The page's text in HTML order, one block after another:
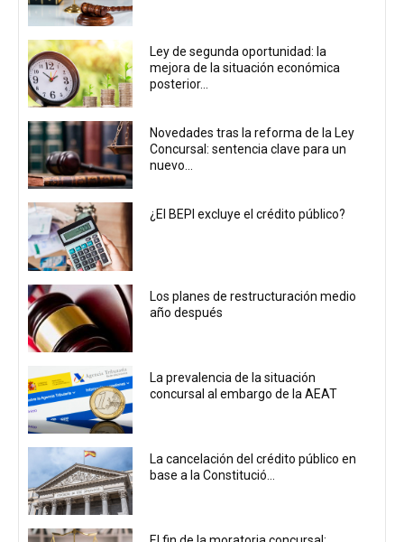
Ley de segunda oportunidad: la
mejora de la situación económica
posterior...
Novedades tras la reforma de la Ley
Concursal: sentencia clave para un
nuevo...
¿El BEPI excluye el crédito público?
Los planes de restructuración medio
año después
La prevalencia de la situación
concursal al embargo de la AEAT
La cancelación del crédito público en
base a la Constitució...